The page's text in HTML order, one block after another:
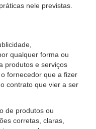
nele previstas.
qualquer forma ou
produtos e serviços
fornecedor que a fizer
contrato que vier a ser
de produtos ou
corretas, claras,